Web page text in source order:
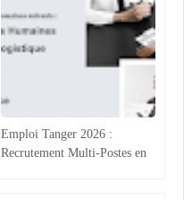
Emploi Tanger 2026 :
Recrutement Multi-Postes en